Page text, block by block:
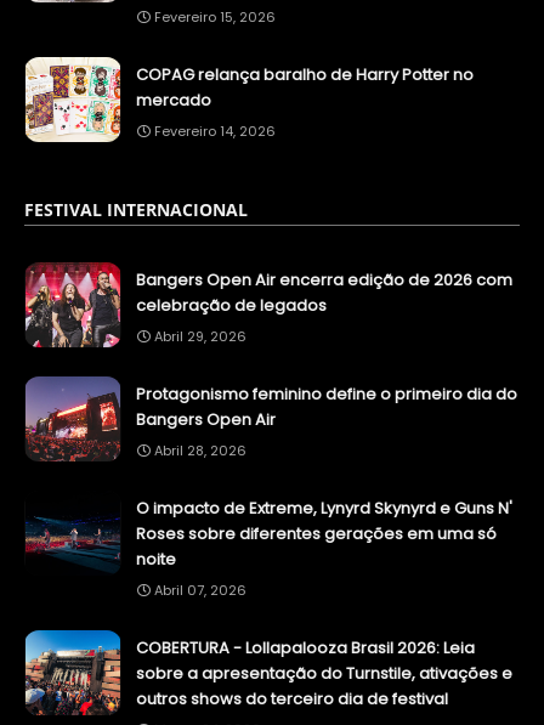
Fevereiro 15, 2026
COPAG relança baralho de Harry Potter no
mercado
Fevereiro 14, 2026
FESTIVAL INTERNACIONAL
Bangers Open Air encerra edição de 2026 com
celebração de legados
Abril 29, 2026
Protagonismo feminino define o primeiro dia do
Bangers Open Air
Abril 28, 2026
O impacto de Extreme, Lynyrd Skynyrd e Guns N'
Roses sobre diferentes gerações em uma só
noite
Abril 07, 2026
COBERTURA - Lollapalooza Brasil 2026: Leia
sobre a apresentação do Turnstile, ativações e
outros shows do terceiro dia de festival